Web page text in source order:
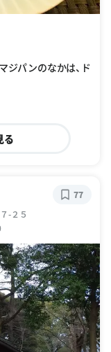
ジパンのなかは、ド
る
-２５
77